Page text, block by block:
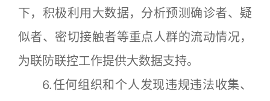
下，积极利用大数据，分析预测确诊者、疑
似者、密切接触者等重点人群的流动情况，
为联防联控工作提供大数据支持。
6.任何组织和个人发现违规违法收集、